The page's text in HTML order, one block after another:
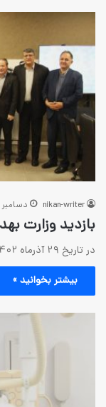
nikan-writer دسامبر 23, 2023
بازدید وزارت
در تاریخ ۲۹ آذرماه ۱۴۰۲ هیئت مقامات وزارت بهداشت لیبیایی از بیمارستان نیکان غرب بازدید کردند. در این دیدار جمعی…
بیشتر بخوانید »